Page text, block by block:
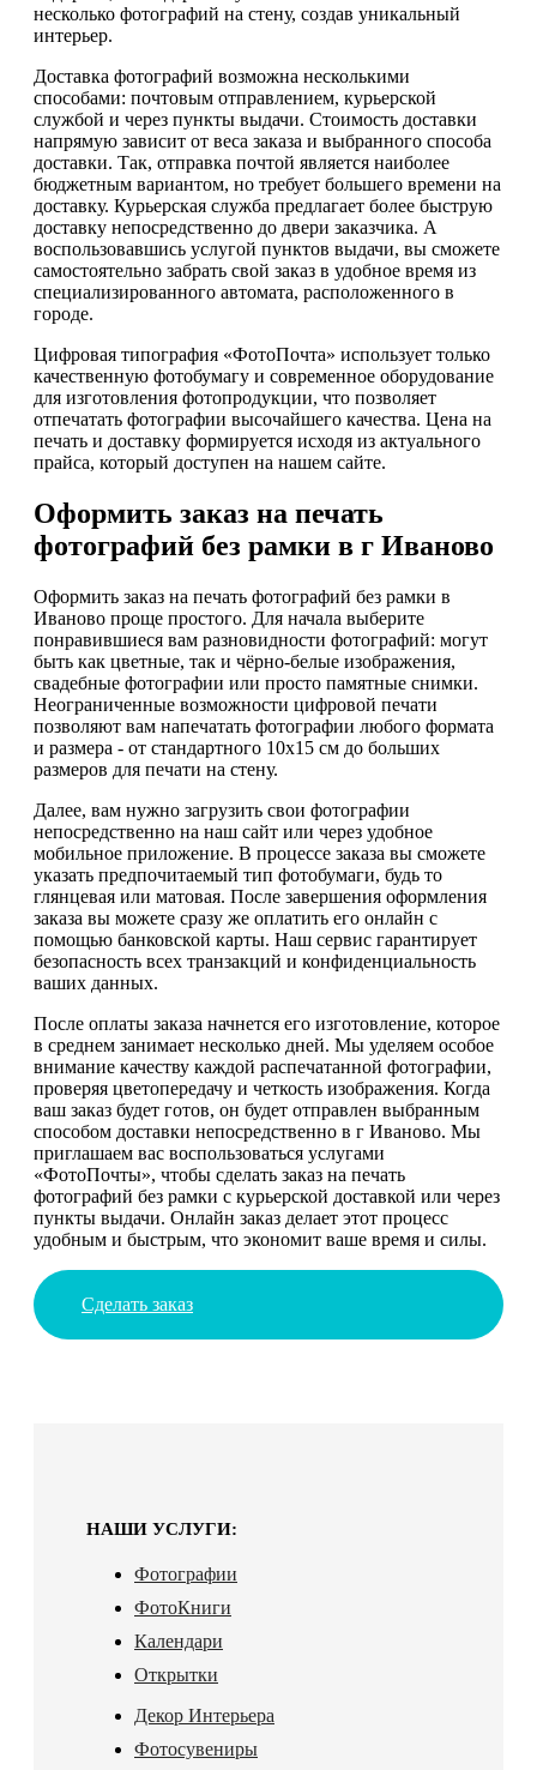
несколько фотографий на стену, создав уникальный
интерьер.
Доставка фотографий возможна несколькими
способами: почтовым отправлением, курьерской
службой и через пункты выдачи. Стоимость доставки
напрямую зависит от веса заказа и выбранного способа
доставки. Так, отправка почтой является наиболее
бюджетным вариантом, но требует большего времени на
доставку. Курьерская служба предлагает более быструю
доставку непосредственно до двери заказчика. А
воспользовавшись услугой пунктов выдачи, вы сможете
самостоятельно забрать свой заказ в удобное время из
специализированного автомата, расположенного в
городе.
Цифровая типография «ФотоПочта» использует только
качественную фотобумагу и современное оборудование
для изготовления фотопродукции, что позволяет
отпечатать фотографии высочайшего качества. Цена на
печать и доставку формируется исходя из актуального
прайса, который доступен на нашем сайте.
Оформить заказ на печать
фотографий без рамки в г Иваново
Оформить заказ на печать фотографий без рамки в
Иваново проще простого. Для начала выберите
понравившиеся вам разновидности фотографий: могут
быть как цветные, так и чёрно-белые изображения,
свадебные фотографии или просто памятные снимки.
Неограниченные возможности цифровой печати
позволяют вам напечатать фотографии любого формата
и размера - от стандартного 10x15 см до больших
размеров для печати на стену.
Далее, вам нужно загрузить свои фотографии
непосредственно на наш сайт или через удобное
мобильное приложение. В процессе заказа вы сможете
указать предпочитаемый тип фотобумаги, будь то
глянцевая или матовая. После завершения оформления
заказа вы можете сразу же оплатить его онлайн с
помощью банковской карты. Наш сервис гарантирует
безопасность всех транзакций и конфиденциальность
ваших данных.
После оплаты заказа начнется его изготовление, которое
в среднем занимает несколько дней. Мы уделяем особое
внимание качеству каждой распечатанной фотографии,
проверяя цветопередачу и четкость изображения. Когда
ваш заказ будет готов, он будет отправлен выбранным
способом доставки непосредственно в г Иваново. Мы
приглашаем вас воспользоваться услугами
«ФотоПочты», чтобы сделать заказ на печать
фотографий без рамки с курьерской доставкой или через
пункты выдачи. Онлайн заказ делает этот процесс
удобным и быстрым, что экономит ваше время и силы.
Сделать заказ
НАШИ УСЛУГИ:
Фотографии
ФотоКниги
Календари
Открытки
Декор Интерьера
Фотосувениры